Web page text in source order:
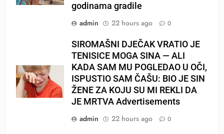
godinama gradile
admin
22 hours ago 0
SIROMAŠNI DJEČAK VRATIO JE
TENISICE MOGA SINA — ALI
KADA SAM MU POGLEDAO U OČI,
ISPUSTIO SAM ČAŠU: BIO JE SIN
ŽENE ZA KOJU SU MI REKLI DA
JE MRTVA Advertisements
admin
22 hours ago 0